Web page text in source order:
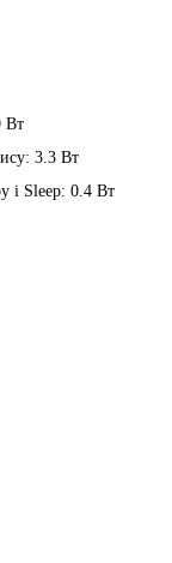
Вт
3.3 Вт
Sleep: 0.4 Вт